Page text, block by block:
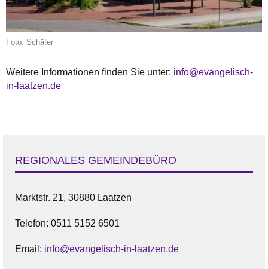
Foto: Schäfer
Weitere Informationen finden Sie unter: info@evangelisch-
in-laatzen.de
REGIONALES GEMEINDEBÜRO
Marktstr. 21, 30880 Laatzen
Telefon: 0511 5152 6501
Email: info@evangelisch-in-laatzen.de